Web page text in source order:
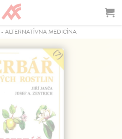
- ALTERNATÍVNA MEDICÍNA